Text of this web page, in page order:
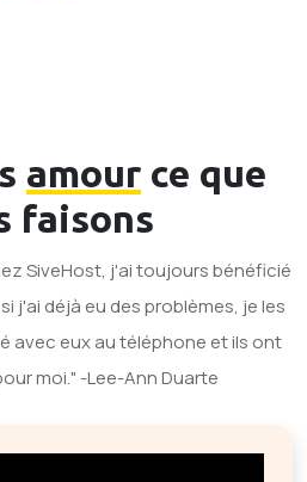
amour ce que
faisons
SiveHost, j'ai toujours bénéficié
j'ai déjà eu des problèmes, je les
avec eux au téléphone et ils ont
moi." -Lee-Ann Duarte